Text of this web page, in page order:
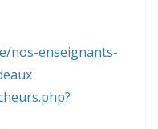
nos-enseignants-